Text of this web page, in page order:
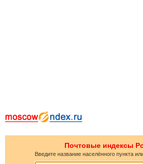
Почтовые индексы
Введите название населённого пункта